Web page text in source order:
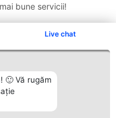
Live chat
🙂 Vă rugăm
bune servicii!